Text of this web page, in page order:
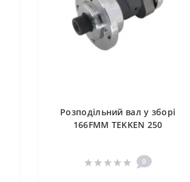
Розподільний вал у зборі
166FMM TEKKEN 250
0